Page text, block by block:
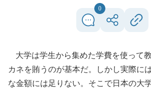
0
大学は学生から集めた学費を使って
カネを賄うのが基本だ。しかし実際に
な金額には足りない。そこで日本の大